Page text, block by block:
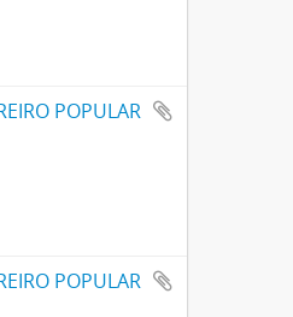
POPULAR
POPULAR